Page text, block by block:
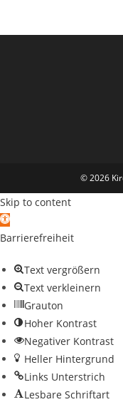
© 2026
Skip to content
Open toolbar
Barrierefreiheit
Text vergrößern
Text verkleinern
Grauton
Hoher Kontrast
Negativer Kontrast
Heller Hintergrund
Links Unterstrich
Lesbare Schriftart